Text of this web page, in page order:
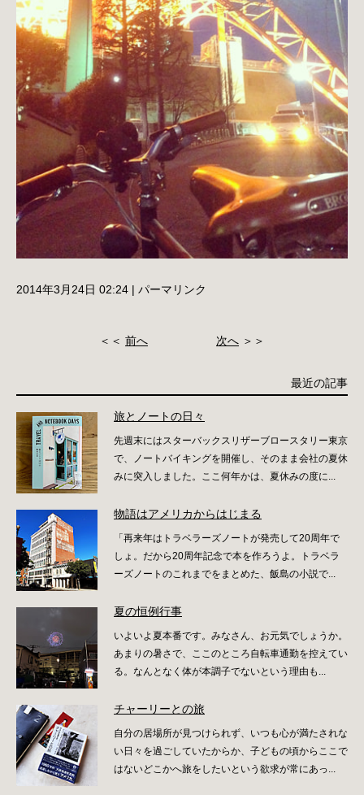
2014年3月24日 02:24 | パーマリンク
＜＜ 前へ 次へ ＞＞
最近の記事
旅とノートの日々
先週末にはスターバックスリザーブロースタリー東京
で、ノートバイキングを開催し、そのまま会社の夏休
みに突入しました。ここ何年かは、夏休みの度に...
物語はアメリカからはじまる
「再来年はトラベラーズノートが発売して20周年で
しょ。だから20周年記念で本を作ろうよ。トラベラ
ーズノートのこれまでをまとめた、飯島の小説で...
夏の恒例行事
いよいよ夏本番です。みなさん、お元気でしょうか。
あまりの暑さで、ここのところ自転車通勤を控えてい
る。なんとなく体が本調子でないという理由も...
チャーリーとの旅
自分の居場所が見つけられず、いつも心が満たされな
い日々を過ごしていたからか、子どもの頃からここで
はないどこかへ旅をしたいという欲求が常にあっ...